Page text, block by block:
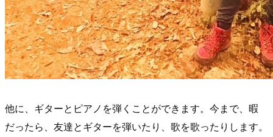
他に、ギターとピアノを弾くことができます。今まで、暇
だったら、友達とギターを弾いたり、歌を歌ったりします。